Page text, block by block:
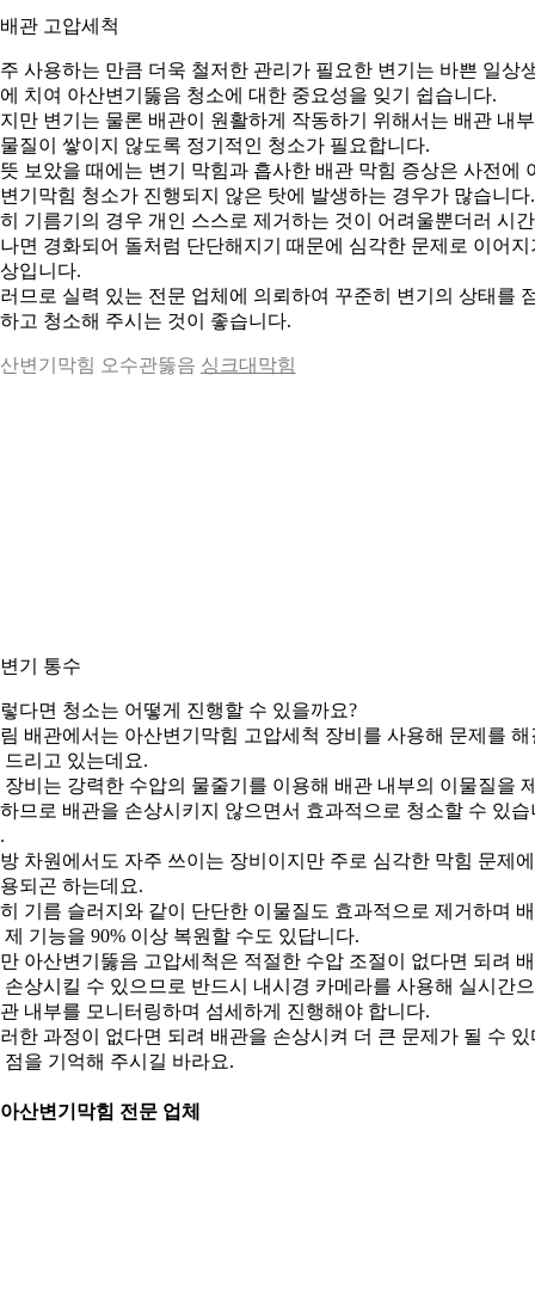
관 고압세척
사용하는 만큼 더욱 철저한 관리가 필요한 변기는 바쁜 일상
치여 아산변기뚫음 청소에 대한 중요성을 잊기 쉽습니다.
만 변기는 물론 배관이 원활하게 작동하기 위해서는 배관 내
질이 쌓이지 않도록 정기적인 청소가 필요합니다.
보았을 때에는 변기 막힘과 흡사한 배관 막힘 증상은 사전에
기막힘 청소가 진행되지 않은 탓에 발생하는 경우가 많습니다.
기름기의 경우 개인 스스로 제거하는 것이 어려울뿐더러 시
면 경화되어 돌처럼 단단해지기 때문에 심각한 문제로 이어지
입니다.
므로 실력 있는 전문 업체에 의뢰하여 꾸준히 변기의 상태를
고 청소해 주시는 것이 좋습니다.
변기막힘 오수관뚫음 싱크대막힘
기 통수
다면 청소는 어떻게 진행할 수 있을까요?
배관에서는 아산변기막힘 고압세척 장비를 사용해 문제를 해
드리고 있는데요.
장비는 강력한 수압의 물줄기를 이용해 배관 내부의 이물질을
므로 배관을 손상시키지 않으면서 효과적으로 청소할 수 있습
차원에서도 자주 쓰이는 장비이지만 주로 심각한 막힘 문제
되곤 하는데요.
기름 슬러지와 같이 단단한 이물질도 효과적으로 제거하며
제 기능을 90% 이상 복원할 수도 있답니다.
아산변기뚫음 고압세척은 적절한 수압 조절이 없다면 되려
손상시킬 수 있으므로 반드시 내시경 카메라를 사용해 실시간
내부를 모니터링하며 섬세하게 진행해야 합니다.
한 과정이 없다면 되려 배관을 손상시켜 더 큰 문제가 될 수 있
점을 기억해 주시길 바라요.
산변기막힘 전문 업체